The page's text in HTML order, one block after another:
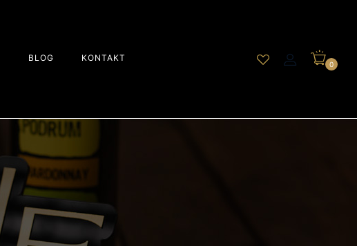
BLOG KONTAKT
0